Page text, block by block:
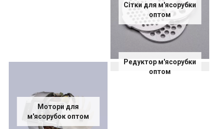
Сітки для м'ясорубки
оптом
Мотори для
м'ясорубок оптом
Редуктор м'ясорубки
оптом